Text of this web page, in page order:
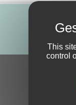
This
control